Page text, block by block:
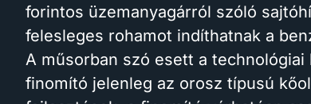
forintos üzemanyagárról szóló
felesleges rohamot indíthatnak a
A műsorban szó esett a
finomító jelenleg az orosz típusú